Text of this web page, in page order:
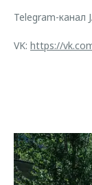
Telegram-канал
VK: https://